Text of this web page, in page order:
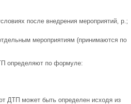
после внедрения мероприятий, р.;
мероприятиям (принимаются по
определяют по формуле:
ДТП может быть определен исходя из